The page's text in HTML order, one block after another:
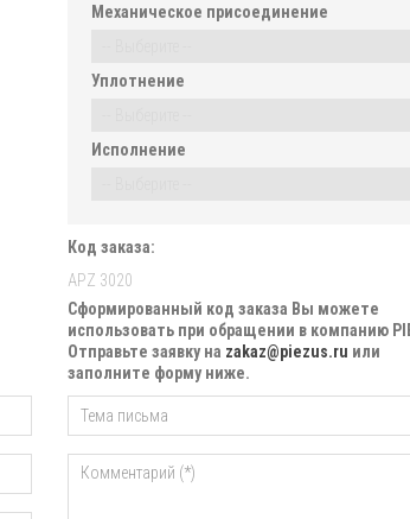
Механическое присоединение
Уплотнение
Исполнение
Код заказа:
Сформированный код заказа Вы можете
использовать при обращении в компанию
Отправьте заявку на zakaz@piezus.ru или
заполните форму ниже.